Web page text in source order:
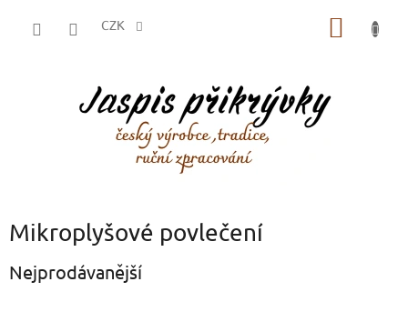
CZK
Mikroplyšové povlečení
Nejprodávanější